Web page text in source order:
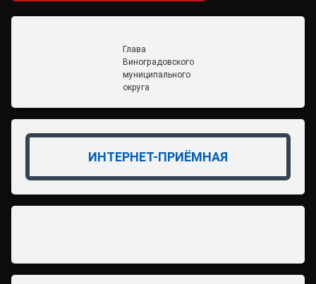
Глава
Виноградовского
муниципального
округа
ИНТЕРНЕТ-ПРИЁМНАЯ